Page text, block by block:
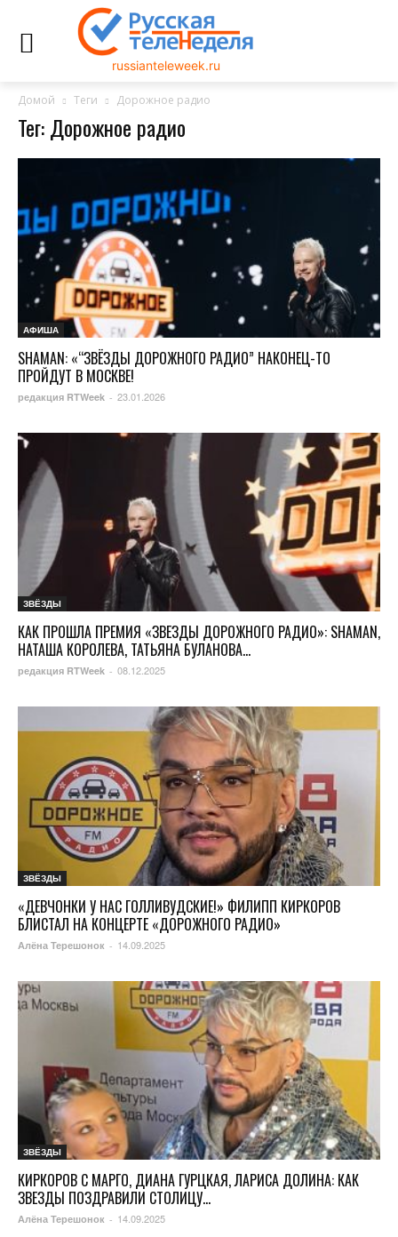
russianteleweek.ru
Домой Теги Дорожное радио
Тег: Дорожное радио
АФИША
SHAMAN: «“ЗВЁЗДЫ ДОРОЖНОГО РАДИО” НАКОНЕЦ-ТО
ПРОЙДУТ В МОСКВЕ!
редакция RTWeek - 23.01.2026
ЗВЁЗДЫ
КАК ПРОШЛА ПРЕМИЯ «ЗВЕЗДЫ ДОРОЖНОГО РАДИО»: SHAMAN,
НАТАША КОРОЛЕВА, ТАТЬЯНА БУЛАНОВА...
редакция RTWeek - 08.12.2025
ЗВЁЗДЫ
«ДЕВЧОНКИ У НАС ГОЛЛИВУДСКИЕ!» ФИЛИПП КИРКОРОВ
БЛИСТАЛ НА КОНЦЕРТЕ «ДОРОЖНОГО РАДИО»
Алёна Терешонок - 14.09.2025
ЗВЁЗДЫ
КИРКОРОВ С МАРГО, ДИАНА ГУРЦКАЯ, ЛАРИСА ДОЛИНА: КАК
ЗВЕЗДЫ ПОЗДРАВИЛИ СТОЛИЦУ...
Алёна Терешонок - 14.09.2025